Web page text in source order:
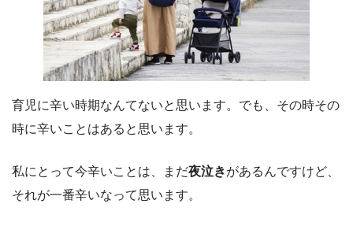
育児に辛い時期なんてないと思います。でも、その時その
時に辛いことはあると思います。
私にとって今辛いことは、まだ夜泣きがあるんですけど、
それが一番辛いなって思います。